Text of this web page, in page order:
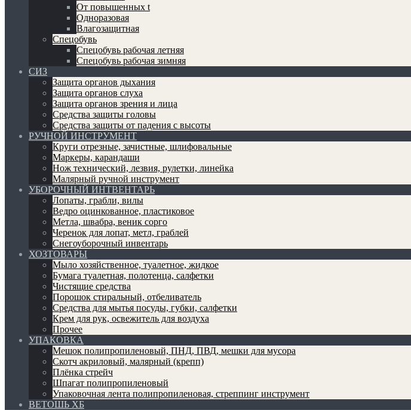
От повышенных t
Одноразовая
Влагозащитная
Спецобувь
Спецобувь рабочая летняя
Спецобувь рабочая зимняя
СИЗ
Защита органов дыхания
Защита органов слуха
Защита органов зрения и лица
Средства защиты головы
Средства защиты от падения с высоты
РУЧНОЙ ИНСТРУМЕНТ
Круги отрезные, зачистные, шлифовальные
Маркеры, карандаши
Нож технический, лезвия, рулетки, линейка
Малярный ручной инструмент
УБОРОЧНЫЙ ИНТВЕНТАРЬ
Лопаты, грабли, вилы
Ведро оцинкованное, пластиковое
Метла, швабра, веник сорго
Черенок для лопат, метл, граблей
Снегоуборочный инвентарь
ХОЗТОВАРЫ
Мыло хозяйственное, туалетное, жидкое
Бумага туалетная, полотенца, салфетки
Чистящие средства
Порошок стиральный, отбеливатель
Средства для мытья посуды, губки, салфетки
Крем для рук, освежитель для воздуха
Прочее
УПАКОВКА
Мешок полипропиленовый, ПНД, ПВД, мешки для мусора
Скотч акриловый, малярный (крепп)
Плёнка стрейч
Шпагат полипропиленовый
Упаковочная лента полипропиленовая, стреппинг инструмент
ВЕТОШЬ ХБ